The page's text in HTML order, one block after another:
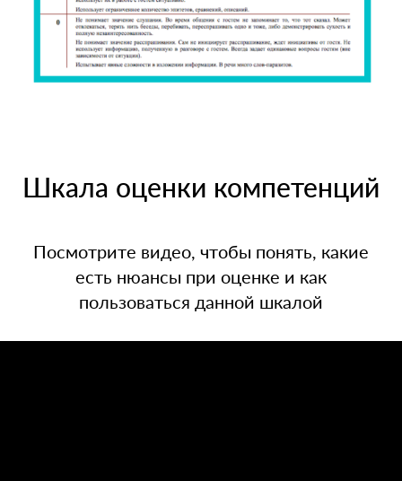
Шкала оценки компетенций
Посмотрите видео, чтобы понять, какие
есть нюансы при оценке и как
пользоваться данной шкалой